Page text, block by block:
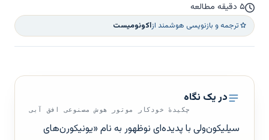
۵ دقیقه مطالعه
ترجمه و بازنویسی هوشمند ازاکونومیست
در یک نگاه
چکیدهٔ خودکار موتور هوش مصنوعی افق آبی
سیلیکون‌ولی با پدیده‌ای نوظهور به نام «یونیکورن‌های